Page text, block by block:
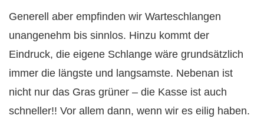
Generell aber empfinden wir Warteschlangen
unangenehm bis sinnlos. Hinzu kommt der
Eindruck, die eigene Schlange wäre grundsätzlich
immer die längste und langsamste. Nebenan ist
nicht nur das Gras grüner – die Kasse ist auch
schneller!! Vor allem dann, wenn wir es eilig haben.